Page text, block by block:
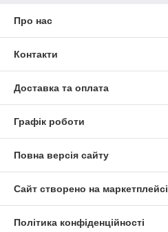
Про нас
Контакти
Доставка та оплата
Графік роботи
Повна версія сайту
Сайт створено на маркетплейсі
Політика конфіденційності